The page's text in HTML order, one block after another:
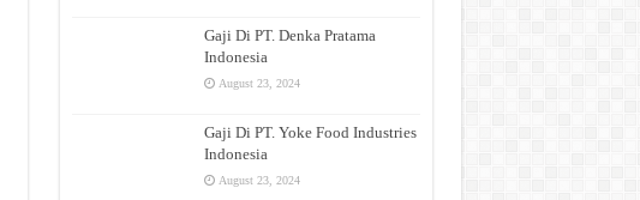
Gaji Di PT. Denka Pratama
Indonesia
August 23, 2024
Gaji Di PT. Yoke Food Industries
Indonesia
August 23, 2024